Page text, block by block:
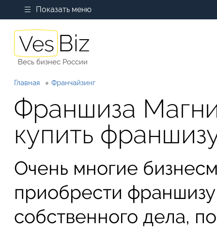
Показать меню
Весь бизнес России
Главная Франчайзинг
Франшиза
купить
Очень многие
приобрести
собственного дела,